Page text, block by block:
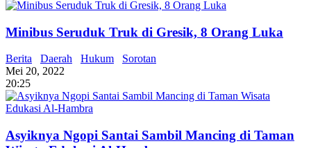
Minibus Seruduk Truk di Gresik, 8 Orang Luka
Berita Daerah Hukum
Sorotan
Mei 20, 2022
20:25
Asyiknya Ngopi Santai Sambil Mancing di Taman